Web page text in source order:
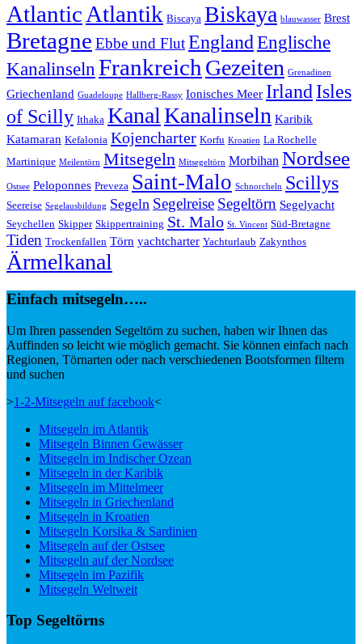
Atlantic Atlantik Biscaya Biskaya blauwasser Brest
Bretagne Ebbe und Flut EnglandEnglische
KanalinselnFrankreich Gezeiten Grenadinen
Griechenland Guadeloupe Hallberg-Rassy Ionisches Meer IrlandIsles
of Scilly Ithaka KanalKanalinseln Karibik
Katamaran Kefalonia Kojencharter Korfu Kroatien La Rochelle
Martinique Meilentörn Mitsegeln Mitsegeltörn Morbihan Nordsee
Ostsee Peloponnes Preveza Saint-Malo Schnorcheln Scillys
Seereise Segelausbildung Segeln Segelreise Segeltörn Segelyacht
Seychellen Skipper Skippertraining St. Malo St. Vincent Süd-Bretagne
Tiden Trockenfallen Törn yachtcharter Yachturlaub Zakynthos
Ärmelkanal
Einfach mitsegeln…..
Um Ihren passenden Segeltörn zu suchen, haben wir Ihnen das
Auffinden so leicht wie möglich gemacht. Sie können einfach nach
Regionen, Törnarten oder nach verschiedenen Bootsformen filtern
und suchen
>1-2-Mitsegeln auf facebook<
Mitsegeln im Atlantik
Mitsegeln Binnen Gewässer
Mitsegeln im Indischer Ozean
Mitsegeln in der Karibik
Mitsegeln im Mittelmeer
Mitsegeln in Griechenland
Mitsegeln in Kroatien
Mitsegeln Korsika & Sardinien
Mitsegeln auf der Ostsee
Mitsegeln auf der Nordsee
Mitsegeln im Pazifik
Mitsegeln Weltweit
Top Segeltörns